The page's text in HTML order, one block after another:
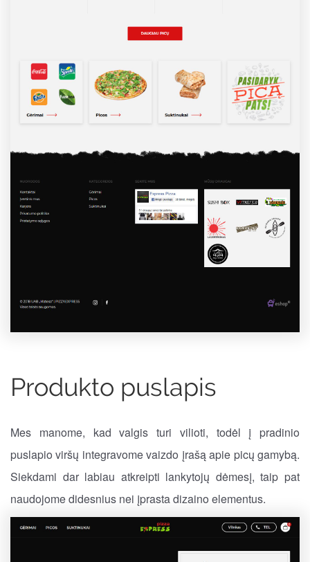
Produkto puslapis
Mes manome, kad valgis turi vilioti, todėl į pradinio
puslapio viršų integravome vaizdo įrašą apie picų gamybą.
Siekdami dar labiau atkreipti lankytojų dėmesį, taip pat
naudojome didesnius nei įprasta dizaino elementus.